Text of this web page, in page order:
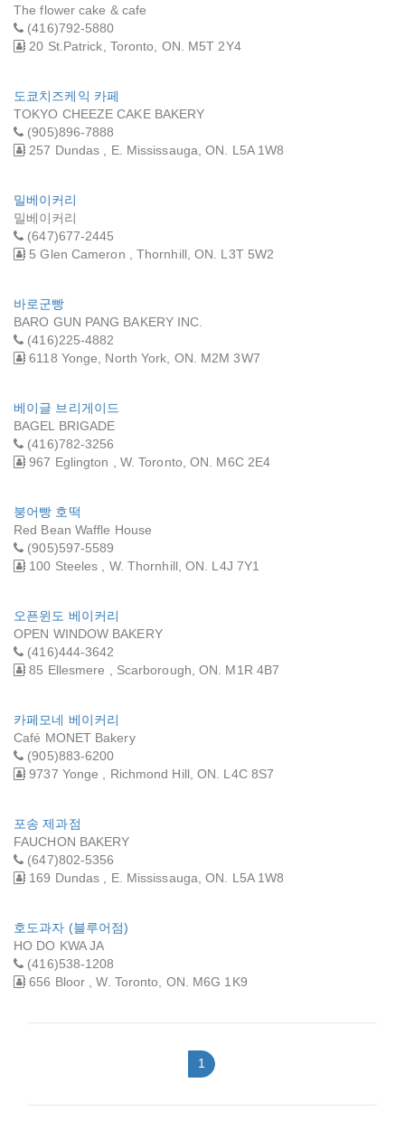
The flower cake & cafe
(416)792-5880
20 St.Patrick, Toronto, ON. M5T 2Y4
도쿄치즈케익 카페
TOKYO CHEEZE CAKE BAKERY
(905)896-7888
257 Dundas , E. Mississauga, ON. L5A 1W8
밀베이커리
밀베이커리
(647)677-2445
5 Glen Cameron , Thornhill, ON. L3T 5W2
바로군빵
BARO GUN PANG BAKERY INC.
(416)225-4882
6118 Yonge, North York, ON. M2M 3W7
베이글 브리게이드
BAGEL BRIGADE
(416)782-3256
967 Eglington , W. Toronto, ON. M6C 2E4
붕어빵 호떡
Red Bean Waffle House
(905)597-5589
100 Steeles , W. Thornhill, ON. L4J 7Y1
오픈윈도 베이커리
OPEN WINDOW BAKERY
(416)444-3642
85 Ellesmere , Scarborough, ON. M1R 4B7
카페모네 베이커리
Café MONET Bakery
(905)883-6200
9737 Yonge , Richmond Hill, ON. L4C 8S7
포송 제과점
FAUCHON BAKERY
(647)802-5356
169 Dundas , E. Mississauga, ON. L5A 1W8
호도과자 (블루어점)
HO DO KWA JA
(416)538-1208
656 Bloor , W. Toronto, ON. M6G 1K9
1